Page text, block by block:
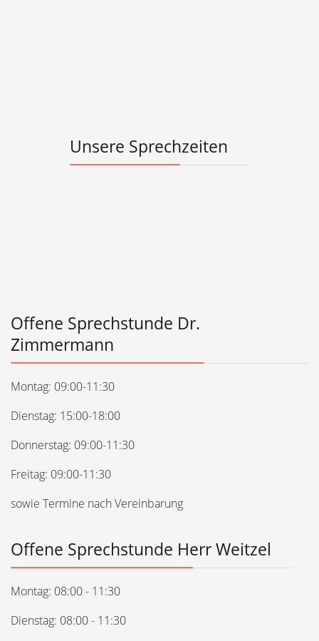
Unsere Sprechzeiten
Offene Sprechstunde Dr.
Zimmermann
Montag: 09:00-11:30
Dienstag: 15:00-18:00
Donnerstag: 09:00-11:30
Freitag: 09:00-11:30
sowie Termine nach Vereinbarung
Offene Sprechstunde Herr Weitzel
Montag: 08:00 - 11:30
Dienstag: 08:00 - 11:30